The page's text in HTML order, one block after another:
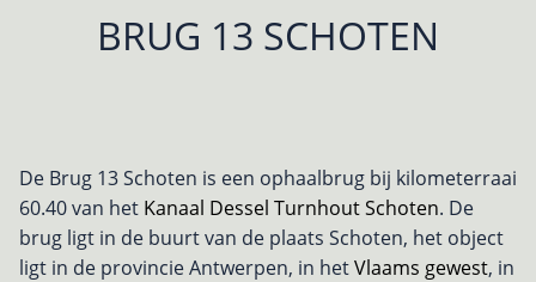
BRUG 13 SCHOTEN
De Brug 13 Schoten is een ophaalbrug bij kilometerraai
60.40 van het Kanaal Dessel Turnhout Schoten. De
brug ligt in de buurt van de plaats Schoten, het object
ligt in de provincie Antwerpen, in hetVlaams gewest, in